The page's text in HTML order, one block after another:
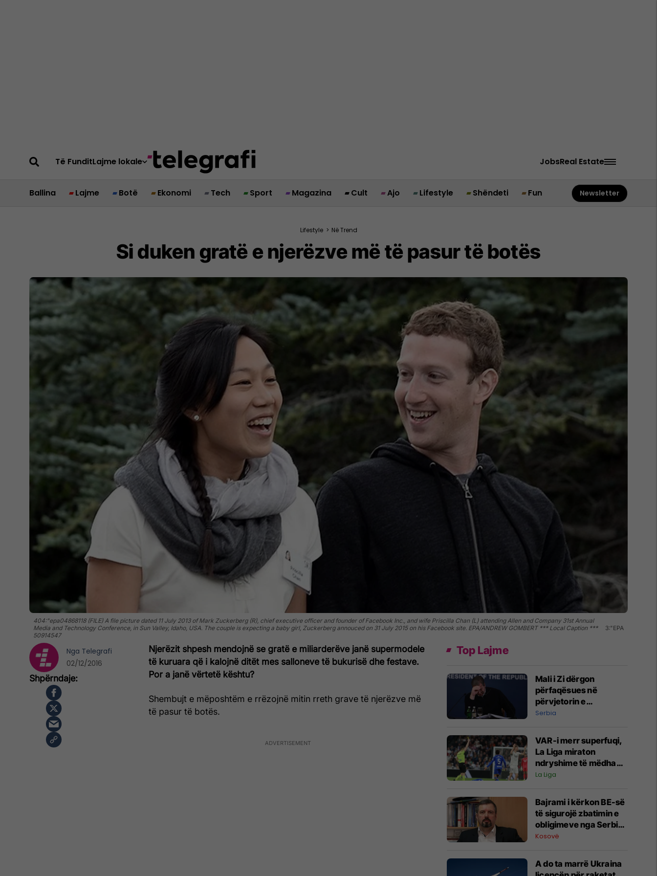
Të FunditLajme lokale JobsReal Estate
Ballina Lajme Botë Ekonomi Tech Sport Magazina Cult Ajo Lifestyle Shëndeti Fun Newsletter
Lifestyle > Në Trend
Si duken gratë e njerëzve më të pasur të botës
404:"epa04868118 (FILE) A file picture dated 11 July 2013 of Mark Zuckerberg (R), chief executive officer and founder of Facebook Inc., and wife Priscilla Chan (L) attending Allen and Company 31st Annual
Media and Technology Conference, in Sun Valley, Idaho, USA. The couple is expecting a baby girl, Zuckerberg annouced on 31 July 2015 on his Facebook site. EPA/ANDREW GOMBERT *** Local Caption ***
50914547
3:"EPA
Njerëzit shpesh mendojnë se gratë e miliarderëve janë supermodele
të kuruara që i kalojnë ditët mes salloneve të bukurisë dhe festave.
Por a janë vërtetë kështu?
Shembujt e mëposhtëm e rrëzojnë mitin rreth grave të njerëzve më
të pasur të botës.
Nga Telegrafi
02/12/2016
Top Lajme
Mali i Zi dërgon
përfaqësues në
përvjetorin e
Operacionit “Stuhia”,
Serbia
VAR-i merr superfuqi,
La Liga miraton
ndryshime të mëdha
në rregullat për
La Liga
Bajrami i kërkon BE-së
të sigurojë zbatimin e
obligimeve nga Serbia
për personat e zhdukur
Kosovë
A do ta marrë Ukraina